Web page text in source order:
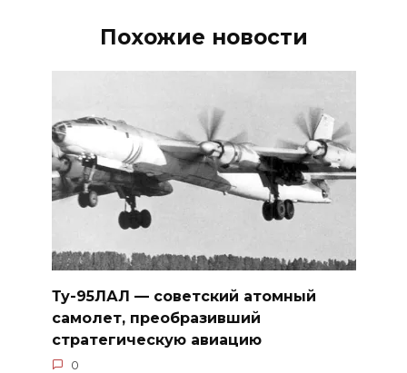
Похожие новости
Ту-95ЛАЛ — советский атомный
самолет, преобразивший
стратегическую авиацию
0